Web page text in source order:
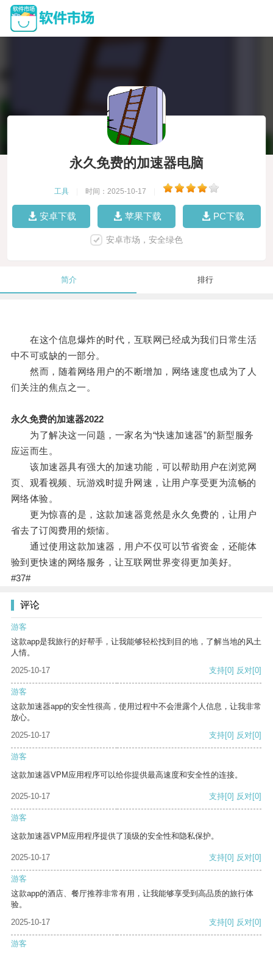
永久免费的加速器电脑
工具 时间：2025-10-17
安卓下载 苹果下载 PC下载
安卓市场，安全绿色
简介 排行
在这个信息爆炸的时代，互联网已经成为我们日常生活
中不可或缺的一部分。
然而，随着网络用户的不断增加，网络速度也成为了人
们关注的焦点之一。
永久免费的加速器2022
为了解决这一问题，一家名为“快速加速器”的新型服务
应运而生。
该加速器具有强大的加速功能，可以帮助用户在浏览网
页、观看视频、玩游戏时提升网速，让用户享受更为流畅的
网络体验。
更为惊喜的是，这款加速器竟然是永久免费的，让用户
省去了订阅费用的烦恼。
通过使用这款加速器，用户不仅可以节省资金，还能体
验到更快速的网络服务，让互联网世界变得更加美好。
#37#
评论
游客
这款app是我旅行的好帮手，让我能够轻松找到目的地，了解当地的风土
人情。
2025-10-17
支持[0] 反对[0]
游客
这款加速器app的安全性很高，使用过程中不会泄露个人信息，让我非常
放心。
2025-10-17
支持[0] 反对[0]
游客
这款加速器VPM应用程序可以给你提供最高速度和安全性的连接。
2025-10-17 支持[0] 反对[0]
游客
这款加速器VPM应用程序提供了顶级的安全性和隐私保护。
2025-10-17 支持[0] 反对[0]
游客
这款app的酒店、餐厅推荐非常有用，让我能够享受到高品质的旅行体
验。
2025-10-17
支持[0] 反对[0]
游客